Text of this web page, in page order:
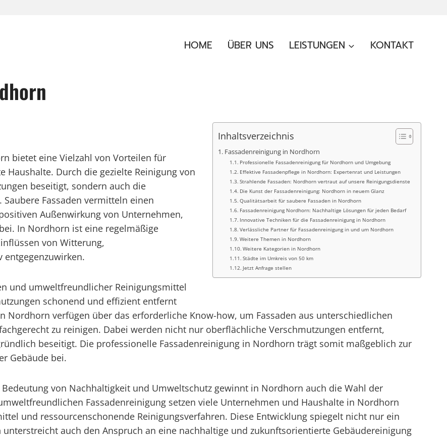
HOME ÜBER UNS LEISTUNGEN KONTAKT
Inhaltsverzeichnis
Fassadenreinigung in Nordhorn
Professionelle Fassadenreinigung für Nordhorn und Umgebung
Effektive Fassadenpflege in Nordhorn: Expertenrat und Leistungen
Strahlende Fassaden: Nordhorn vertraut auf unsere Reinigungsdienste
Die Kunst der Fassadenreinigung: Nordhorn in neuem Glanz
Qualitätsarbeit für saubere Fassaden in Nordhorn
Fassadenreinigung Nordhorn: Nachhaltige Lösungen für jeden Bedarf
Innovative Techniken für die Fassadenreinigung in Nordhorn
Verlässliche Partner für Fassadenreinigung in und um Nordhorn
Weitere Themen in Nordhorn
Weitere Kategorien in Nordhorn
Städte im Umkreis von 50 km
Jetzt Anfrage stellen
bietet eine Vielzahl von Vorteilen für
Haushalte. Durch die gezielte Reinigung von
beseitigt, sondern auch die
Fassaden vermitteln einen
Außenwirkung von Unternehmen,
In Nordhorn ist eine regelmäßige
von Witterung,
und umweltfreundlicher Reinigungsmittel
schonend und effizient entfernt
Nordhorn verfügen über das erforderliche Know-how, um Fassaden aus unterschiedlichen
zu reinigen. Dabei werden nicht nur oberflächliche Verschmutzungen entfernt,
beseitigt. Die professionelle Fassadenreinigung in Nordhorn trägt somit maßgeblich zur
Gebäude bei.
von Nachhaltigkeit und Umweltschutz gewinnt in Nordhorn auch die Wahl der
Fassadenreinigung setzen viele Unternehmen und Haushalte in Nordhorn
und ressourcenschonende Reinigungsverfahren. Diese Entwicklung spiegelt nicht nur ein
auch den Anspruch an eine nachhaltige und zukunftsorientierte Gebäudereinigung